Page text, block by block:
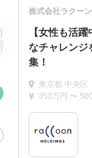
株式会社ラクー
【女性も活
なチャレンジ
集！
東京都 中央区
350万円 〜